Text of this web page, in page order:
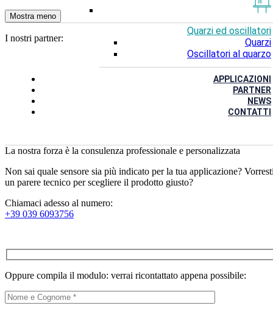
Quarzi ed oscillatori
Quarzi
Oscillatori al quarzo
APPLICAZIONI
PARTNER
NEWS
CONTATTI
Mostra meno
I nostri partner:
La nostra forza è la consulenza professionale e personalizzata
Non sai quale sensore sia più indicato per la tua applicazione?
un parere tecnico per scegliere il prodotto giusto?
Chiamaci adesso al numero:
+39 039 6093756
Oppure compila il modulo: verrai ricontattato appena possibile: